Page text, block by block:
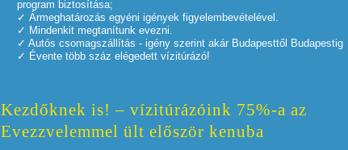
program biztosítása;
Ármeghatározás egyéni igények figyelembevételével.
Mindenkit megtanítunk evezni.
Autós csomagszállítás - igény szerint akár Budapesttől Budapestig
Évente több száz elégedett vízitúrázó!
Kezdőknek is! – vízitúrázóink 75%-a az
Evezzvelemmel ült először kenuba